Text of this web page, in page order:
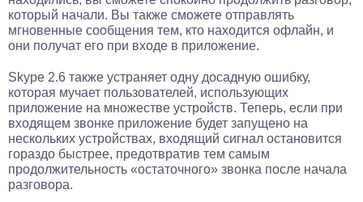
который начали. Вы также сможете отправлять
мгновенные сообщения тем, кто находится офлайн, и
они получат его при входе в приложение.
Skype 2.6 также устраняет одну досадную ошибку,
которая мучает пользователей, использующих
приложение на множестве устройств. Теперь, если при
входящем звонке приложение будет запущено на
нескольких устройствах, входящий сигнал остановится
гораздо быстрее, предотвратив тем самым
продолжительность «остаточного» звонка после начала
разговора.